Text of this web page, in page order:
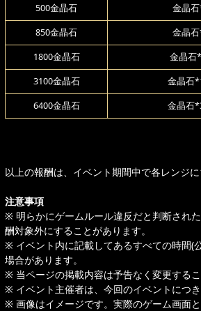
500金晶石 金晶
850金晶石 金晶
1800金晶石 金晶石
3100金晶石 金晶石
6400金晶石 金晶石
以上の報酬は、イベント期間中で各レンジ
注意事項
※ 明らかにゲームルール違反だと判断され
酬対象外にすることがあります。
※ イベント内に記載してあるすべての時間(
場合があります。
※ 当ページの掲載内容は予告なく変更する
※ イベント主催者は、今回のイベントにつ
※ 画像はイメージです。実際のゲーム画面